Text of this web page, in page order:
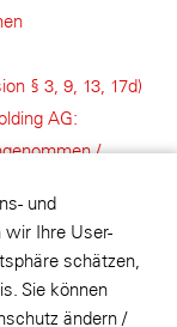
§ 3, 9, 13, 17d)
AG:
/
der Starrag
und
wir Ihre User-
schätzen,
Sie können
ändern /